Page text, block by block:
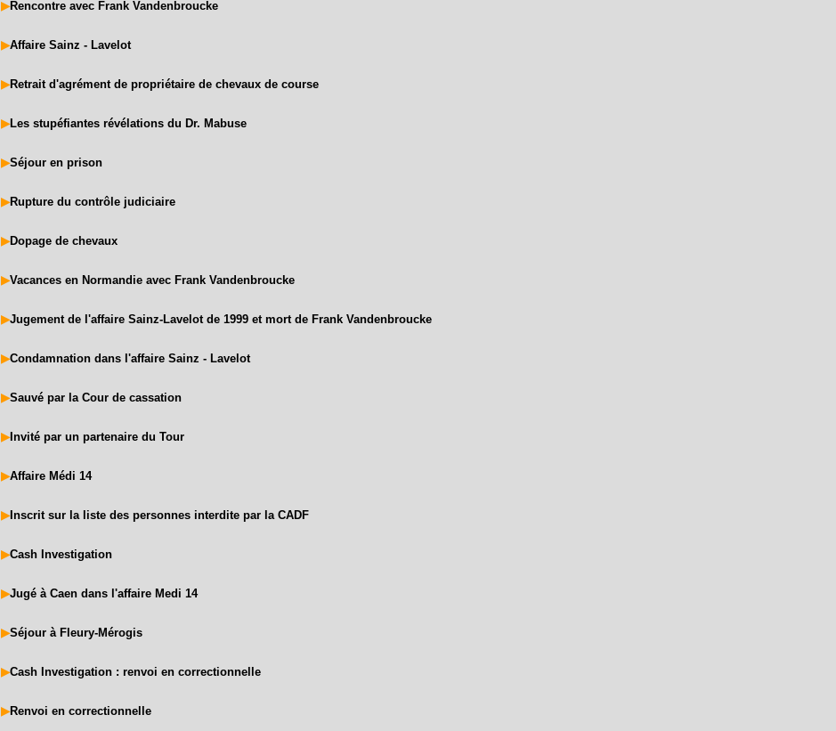
▶Rencontre avec Frank Vandenbroucke
▶Affaire Sainz - Lavelot
▶Retrait d'agrément de propriétaire de chevaux de course
▶Les stupéfiantes révélations du Dr. Mabuse
▶Séjour en prison
▶Rupture du contrôle judiciaire
▶Dopage de chevaux
▶Vacances en Normandie avec Frank Vandenbroucke
▶Jugement de l'affaire Sainz-Lavelot de 1999 et mort de Frank Vandenbroucke
▶Condamnation dans l'affaire Sainz - Lavelot
▶Sauvé par la Cour de cassation
▶Invité par un partenaire du Tour
▶Affaire Médi 14
▶Inscrit sur la liste des personnes interdite par la CADF
▶Cash Investigation
▶Jugé à Caen dans l'affaire Medi 14
▶Séjour à Fleury-Mérogis
▶Cash Investigation : renvoi en correctionnelle
▶Renvoi en correctionnelle